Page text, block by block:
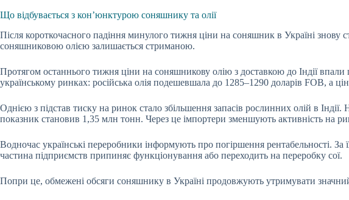
Що відбувається з кон’юнктурою соняшнику та олії
Після короткочасного падіння минулого тижня ціни на соняшник в Україні знову
соняшниковою олією залишається стриманою.
Протягом останнього тижня ціни на соняшникову олію з доставкою до Індії
українському ринках: російська олія подешевшала до 1285–1290 доларів FOB, а
Однією з підстав тиску на ринок стало збільшення запасів рослинних олій в
показник становив 1,35 млн тонн. Через це імпортери зменшують активність на
Водночас українські переробники інформують про погіршення рентабельності.
частина підприємств припиняє функціонування або переходить на переробку сої.
Попри це, обмежені обсяги соняшнику в Україні продовжують утримувати